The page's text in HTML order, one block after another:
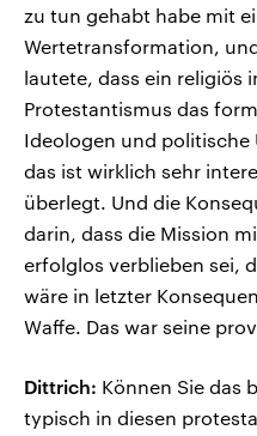
zu tun gehabt habe mit
Wertetransformation,
lautete, dass ein religiös
Protestantismus das
Ideologen und politische
das ist wirklich sehr
überlegt. Und die
darin, dass die Mission
erfolglos verblieben sei,
wäre in letzter
Waffe. Das war seine
Dittrich: Können Sie das
typisch in diesen